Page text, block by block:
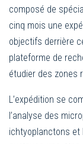
composé de
cinq mois une
objectifs derrière
plateforme de
étudier des zones
L’expédition se
l’analyse des
ichtyoplanctons et